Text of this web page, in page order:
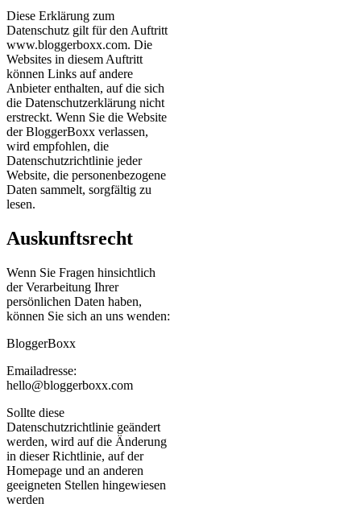
Diese Erklärung zum
Datenschutz gilt für den Auftritt
www.bloggerboxx.com. Die
Websites in diesem Auftritt
können Links auf andere
Anbieter enthalten, auf die sich
die Datenschutzerklärung nicht
erstreckt. Wenn Sie die Website
der BloggerBoxx verlassen,
wird empfohlen, die
Datenschutzrichtlinie jeder
Website, die personenbezogene
Daten sammelt, sorgfältig zu
lesen.
Auskunftsrecht
Wenn Sie Fragen hinsichtlich
der Verarbeitung Ihrer
persönlichen Daten haben,
können Sie sich an uns wenden:
BloggerBoxx
Emailadresse:
hello@bloggerboxx.com
Sollte diese
Datenschutzrichtlinie geändert
werden, wird auf die Änderung
in dieser Richtlinie, auf der
Homepage und an anderen
geeigneten Stellen hingewiesen
werden